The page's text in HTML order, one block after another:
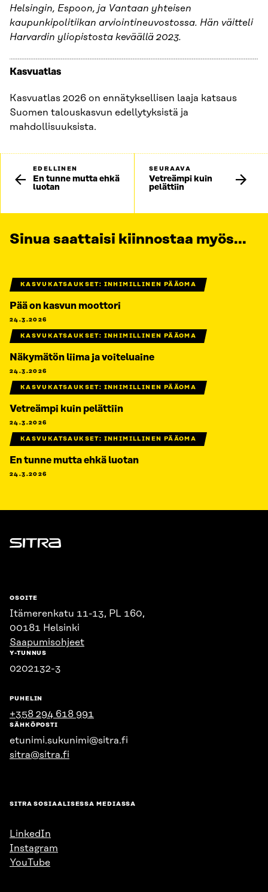
Helsingin, Espoon, ja Vantaan yhteisen
kaupunkipolitiikan arviointineuvostossa. Hän väitteli
Harvardin yliopistosta keväällä 2023.
Kasvuatlas
Kasvuatlas 2026 on ennätyksellisen laaja katsaus
Suomen talouskasvun edellytyksistä ja
mahdollisuuksista.
EDELLINEN
En tunne mutta ehkä
luotan
SEURAAVA
Vetreämpi kuin
pelättiin
Sinua saattaisi kiinnostaa myös...
KASVUKATSAUKSET: INHIMILLINEN PÄÄOMA
Pää on kasvun moottori
24.3.2026
KASVUKATSAUKSET: INHIMILLINEN PÄÄOMA
Näkymätön liima ja voiteluaine
24.3.2026
KASVUKATSAUKSET: INHIMILLINEN PÄÄOMA
Vetreämpi kuin pelättiin
24.3.2026
KASVUKATSAUKSET: INHIMILLINEN PÄÄOMA
En tunne mutta ehkä luotan
24.3.2026
Sitra
OSOITE
Itämerenkatu 11-13, PL 160,
00181 Helsinki
Saapumisohjeet
Y-TUNNUS
0202132-3
PUHELIN
+358 294 618 991
SÄHKÖPOSTI
etunimi.sukunimi@sitra.fi
sitra@sitra.fi
SITRA SOSIAALISESSA MEDIASSA
LinkedIn
Instagram
YouTube